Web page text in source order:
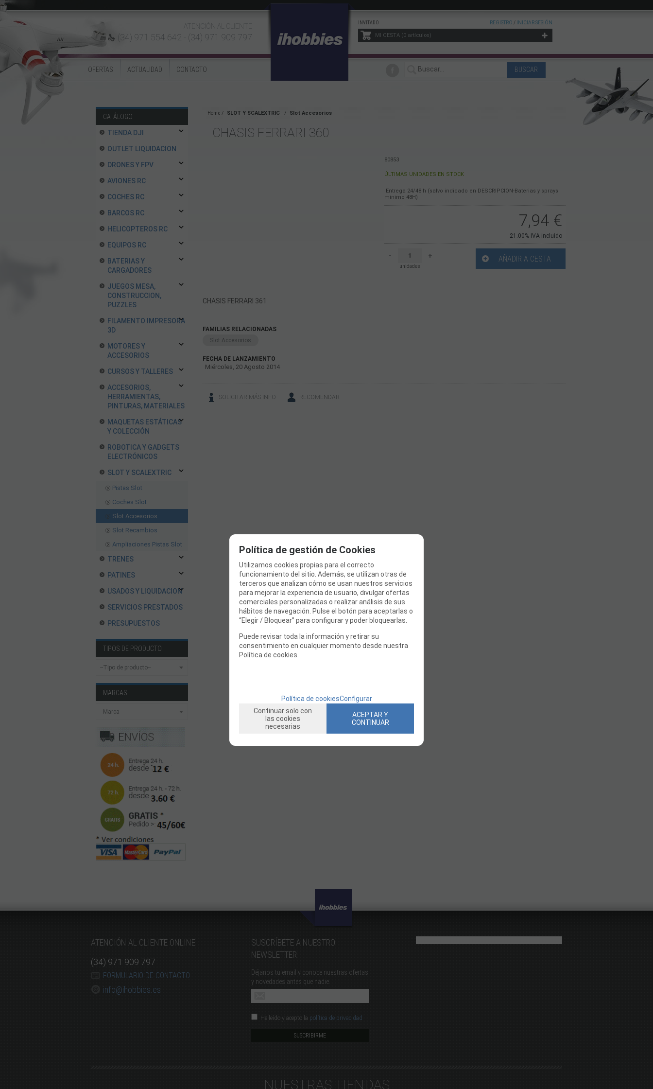
ATENCIÓN AL CLIENTE
(34) 971 554 642 - (34) 971 909 797
INVITADO REGISTRO / INICIAR SESIÓN
MI CESTA 0 artículos
OFERTAS ACTUALIDAD CONTACTO
CATÁLOGO
TIENDA DJI
OUTLET LIQUIDACION
DRONES Y FPV
AVIONES RC
COCHES RC
BARCOS RC
HELICOPTEROS RC
EQUIPOS RC
BATERIAS Y
CARGADORES
JUEGOS MESA,
CONSTRUCCION,
PUZZLES
FILAMENTO IMPRESORA
3D
MOTORES Y
ACCESORIOS
CURSOS Y TALLERES
ACCESORIOS,
HERRAMIENTAS,
PINTURAS, MATERIALES
MAQUETAS ESTÁTICAS
Y COLECCIÓN
ROBOTICA Y GADGETS
ELECTRÓNICOS
SLOT Y SCALEXTRIC
Pistas Slot
Coches Slot
Slot Accesorios
Slot Recambios
Ampliaciones Pistas Slot
TRENES
PATINES
USADOS Y LIQUIDACION
SERVICIOS PRESTADOS
PRESUPUESTOS
TIPOS DE PRODUCTO
MARCAS
Home SLOT Y SCALEXTRIC Slot Accesorios
CHASIS FERRARI 360
80853
ÚLTIMAS UNIDADES EN STOCK
Entrega 24/48 h (salvo indicado en DESCRIPCION-Baterias y sprays
minimo 48H)
7,94 €
21.00% IVA incluido
-
unidades
+ AÑADIR A CESTA
CHASIS FERRARI 361
FAMILIAS RELACIONADAS
Slot Accesorios
FECHA DE LANZAMIENTO
Miércoles, 20 Agosto 2014
SOLICITAR MÁS INFO RECOMENDAR
ATENCIÓN AL CLIENTE ONLINE
(34) 971 909 797
FORMULARIO DE CONTACTO
info@ihobbies.es
SUSCRÍBETE A NUESTRO
NEWSLETTER
Déjanos tu email y conoce nuestras ofertas
y novedades antes que nadie.
He leído y acepto la política de privacidad
NUESTRAS TIENDAS
Política de gestión de Cookies
Utilizamos cookies propias para el correcto
funcionamiento del sitio. Además, se utilizan otras de
terceros que analizan cómo se usan nuestros servicios
para mejorar la experiencia de usuario, divulgar ofertas
comerciales personalizadas o realizar análisis de sus
hábitos de navegación. Pulse el botón para aceptarlas o
“Elegir / Bloquear” para configurar y poder bloquearlas.
Puede revisar toda la información y retirar su
consentimiento en cualquier momento desde nuestra
Política de cookies.
Política de cookiesConfigurar
Continuar solo con
las cookies
necesarias
ACEPTAR Y
CONTINUAR